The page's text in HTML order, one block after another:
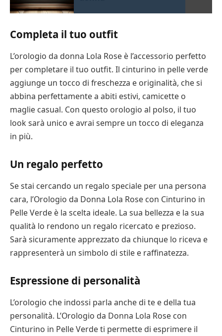
Completa il tuo outfit
L’orologio da donna Lola Rose è l’accessorio perfetto
per completare il tuo outfit. Il cinturino in pelle verde
aggiunge un tocco di freschezza e originalità, che si
abbina perfettamente a abiti estivi, camicette o
maglie casual. Con questo orologio al polso, il tuo
look sarà unico e avrai sempre un tocco di eleganza
in più.
Un regalo perfetto
Se stai cercando un regalo speciale per una persona
cara, l’Orologio da Donna Lola Rose con Cinturino in
Pelle Verde è la scelta ideale. La sua bellezza e la sua
qualità lo rendono un regalo ricercato e prezioso.
Sarà sicuramente apprezzato da chiunque lo riceva e
rappresenterà un simbolo di stile e raffinatezza.
Espressione di personalità
L’orologio che indossi parla anche di te e della tua
personalità. L’Orologio da Donna Lola Rose con
Cinturino in Pelle Verde ti permette di esprimere il